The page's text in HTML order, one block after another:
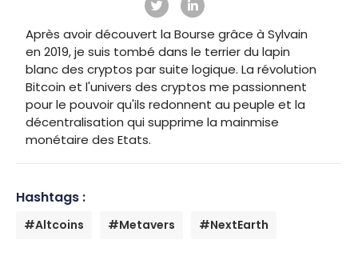
Après avoir découvert la Bourse grâce à Sylvain
en 2019, je suis tombé dans le terrier du lapin
blanc des cryptos par suite logique. La révolution
Bitcoin et l'univers des cryptos me passionnent
pour le pouvoir qu'ils redonnent au peuple et la
décentralisation qui supprime la mainmise
monétaire des Etats.
Hashtags :
#Altcoins #Metavers #NextEarth